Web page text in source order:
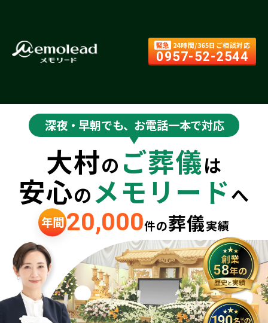
緊急 24時間/365日ご相談対応
0957-52-2544
深夜・早朝でも、お電話一本で対応
大村の ご葬儀は
安心のメモリードへ
年間20,000件の葬儀実績